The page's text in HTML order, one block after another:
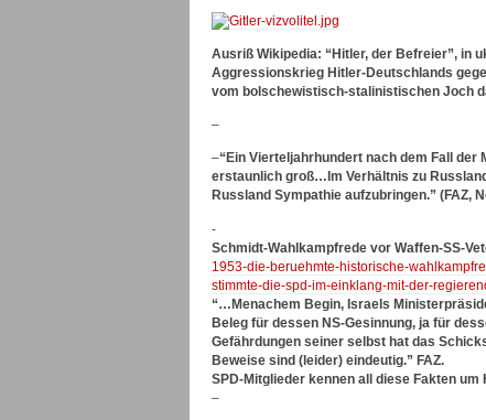
Ausriß Wikipedia: “Hitler, der Befreier”, in
Aggressionskrieg Hitler-Deutschlands
vom bolschewistisch-stalinistischen Joch
–
–“Ein Vierteljahrhundert nach dem Fall
erstaunlich groß…Im Verhältnis zu
Russland Sympathie aufzubringen.” (FAZ,
-
Schmidt-Wahlkampfrede vor Waffen-SS-
1953-die-beruehmte-historische-
stimmte-die-spd-im-einklang-mit-der-
“…Menachem Begin, Israels
Beleg für dessen NS-Gesinnung, ja für
Gefährdungen seiner selbst hat das
Beweise sind (leider) eindeutig.” FAZ.
SPD-Mitglieder kennen all diese Fakten
–